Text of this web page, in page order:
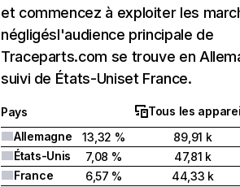
et commencez à exploiter les
négligésl'audience principale de
Traceparts.com se trouve en
suivi de États-Uniset France.
Pays
Tous les
Allemagne
13,32 %
89,91 k
États-Unis
7,08 %
47,81 k
France
6,57 %
44,33 k